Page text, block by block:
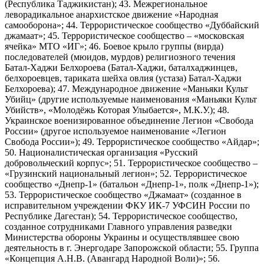
(Республика Таджикистан); 43. Межрегиональное
леворадикальное анархистское движение «Народная
самооборона»; 44. Террористическое сообщество «Дуббайский
джамаат»; 45. Террористическое сообщество – «московская
ячейка» МТО «ИГ»; 46. Боевое крыло группы (вирда)
последователей (мюидов, мурдов) религиозного течения
Батал-Хаджи Белхороева (Батал-Хаджи, баталхаджинцев,
белхороевцев, тариката шейха овлия (устаза) Батал-Хаджи
Белхороева); 47. Международное движение «Маньяки Культ
Убийц» (другие используемые наименования «Маньяки Культ
Убийств», «Молодёжь Которая Улыбается», М.К.У.); 48.
Украинское военизированное объединение Легион «Свобода
России» (другое используемое наименование «Легион
Свобода России»); 49. Террористическое сообщество «Айдар»;
50. Националистическая организация «Русский
добровольческий корпус»; 51. Террористическое сообщество –
«Грузинский национальный легион»; 52. Террористическое
сообщество «Днепр-1» (батальон «Днепр-1», полк «Днепр-1»);
53. Террористическое сообщество «Джамаат» (созданное в
исправительном учреждении ФКУ ИК-7 УФСИН России по
Республике Дагестан); 54. Террористическое сообщество,
созданное сотрудниками Главного управления разведки
Министерства обороны Украины и осуществлявшее свою
деятельность в г. Энергодаре Запорожской области; 55. Группа
«Концепция А.Н.В. (Авангард Народной Воли)»; 56.